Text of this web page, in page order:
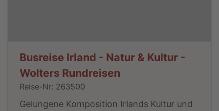
Busreise Irland - Natur & Kultur -
Wolters Rundreisen
Reise-Nr: 263500
Gelungene Komposition Irlands Kultur und